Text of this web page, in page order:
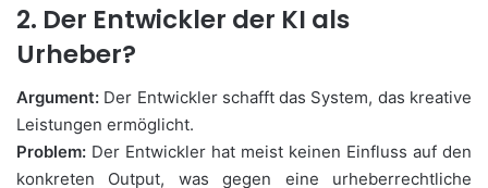
2. Der Entwickler der KI als
Urheber?
Argument: Der Entwickler schafft das System, das kreative
Leistungen ermöglicht.
Problem: Der Entwickler hat meist keinen Einfluss auf den
konkreten Output, was gegen eine urheberrechtliche